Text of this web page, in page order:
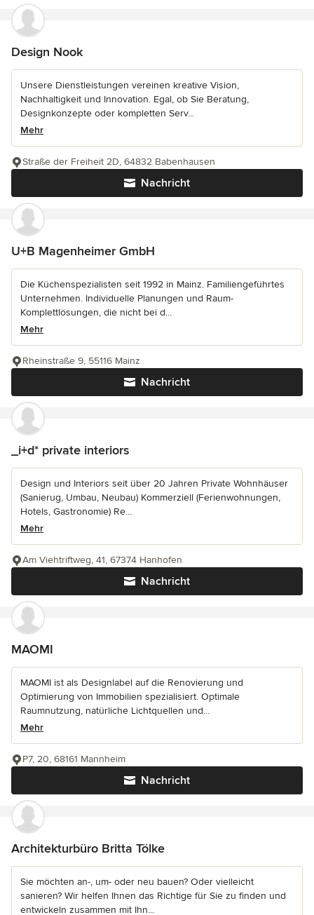
Design Nook
Unsere Dienstleistungen vereinen kreative Vision,
Nachhaltigkeit und Innovation. Egal, ob Sie Beratung,
Designkonzepte oder kompletten Serv...
Mehr
Nachricht
Straße der Freiheit 2D, 64832 Babenhausen
U+B Magenheimer GmbH
Die Küchenspezialisten seit 1992 in Mainz. Familiengeführtes
Unternehmen. Individuelle Planungen und Raum-
Komplettlösungen, die nicht bei d...
Mehr
Nachricht
Rheinstraße 9, 55116 Mainz
_i+d* private interiors
Design und Interiors seit über 20 Jahren Private Wohnhäuser
(Sanierug, Umbau, Neubau) Kommerziell (Ferienwohnungen,
Hotels, Gastronomie) Re...
Mehr
Nachricht
Am Viehtriftweg, 41, 67374 Hanhofen
MAOMI
MAOMI ist als Designlabel auf die Renovierung und
Optimierung von Immobilien spezialisiert. Optimale
Raumnutzung, natürliche Lichtquellen und...
Mehr
Nachricht
P7, 20, 68161 Mannheim
Architekturbüro Britta Tölke
Sie möchten an-, um- oder neu bauen? Oder vielleicht
sanieren? Wir helfen Ihnen das Richtige für Sie zu finden und
entwickeln zusammen mit Ihn...